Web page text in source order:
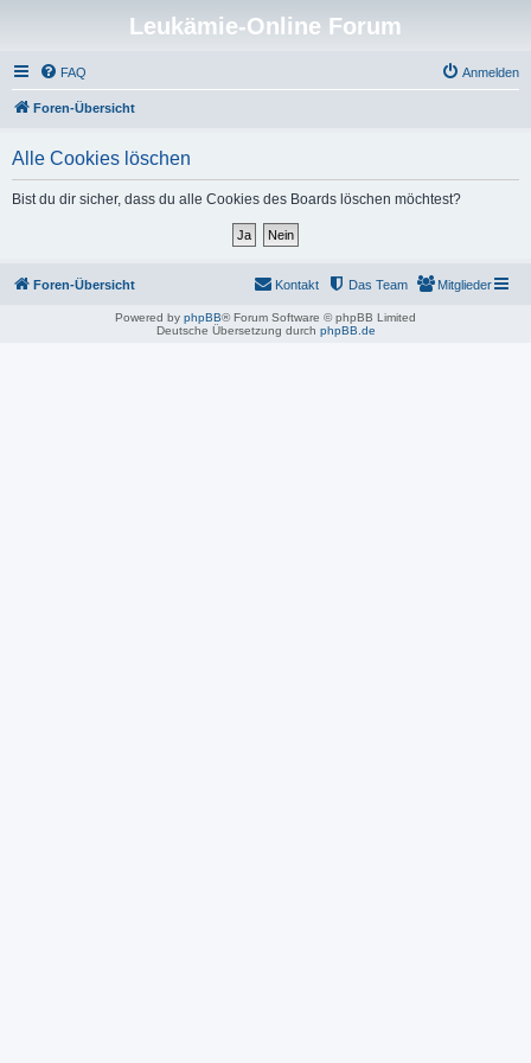
Leukämie-Online Forum
FAQ Anmelden
Foren-Übersicht
Alle Cookies löschen
Bist du dir sicher, dass du alle Cookies des Boards löschen möchtest?
Foren-Übersicht Mitglieder
Das Team
Kontakt
Powered by phpBB® Forum Software © phpBB Limited
Deutsche Übersetzung durch phpBB.de